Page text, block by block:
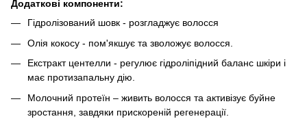
Додаткові компоненти:
Гідролізований шовк - розгладжує волосся
Олія кокосу - пом'якшує та зволожує волосся.
Екстракт центелли - регулює гідроліпідний баланс шкіри і
має протизапальну дію.
Молочний протеїн – живить волосся та активізує буйне
зростання, завдяки прискореній регенерації.